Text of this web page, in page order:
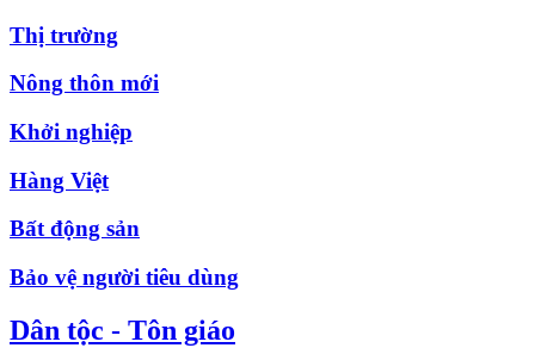
Thị trường
Nông thôn mới
Khởi nghiệp
Hàng Việt
Bất động sản
Bảo vệ người tiêu dùng
Dân tộc - Tôn giáo